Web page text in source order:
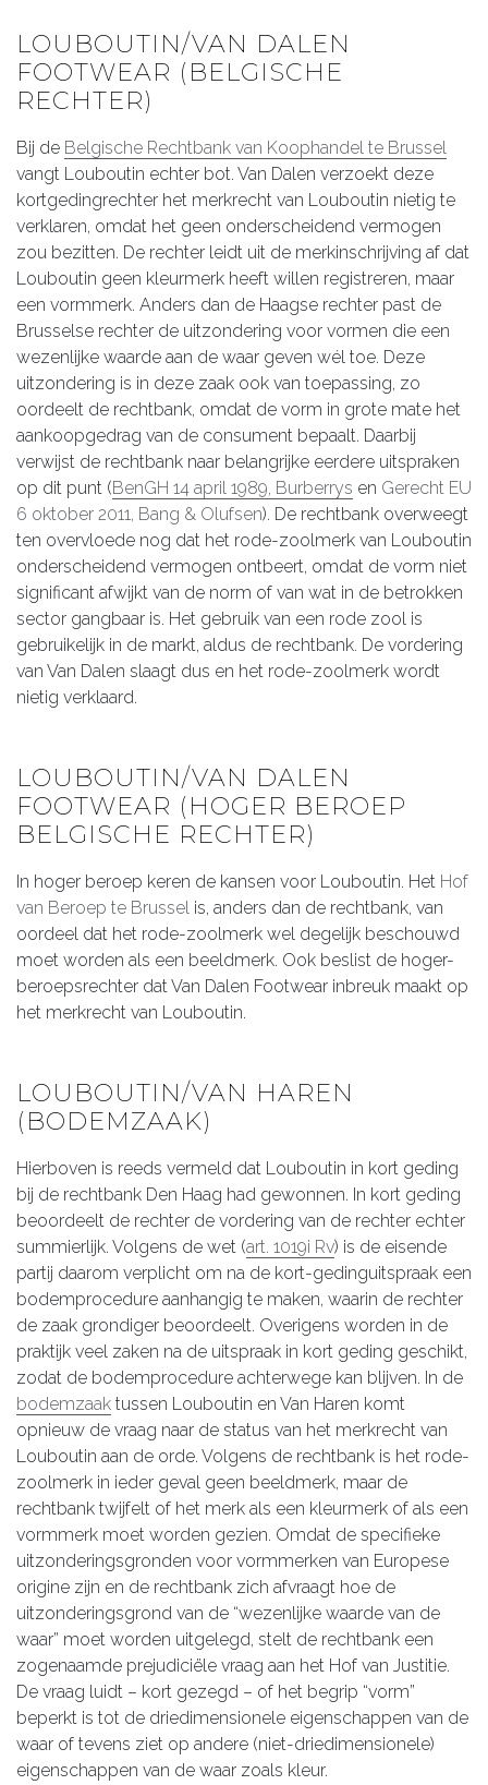
LOUBOUTIN/VAN DALEN
FOOTWEAR (BELGISCHE
RECHTER)
Bij de Belgische Rechtbank van Koophandel te Brussel
vangt Louboutin echter bot. Van Dalen verzoekt deze
kortgedingrechter het merkrecht van Louboutin nietig te
verklaren, omdat het geen onderscheidend vermogen
zou bezitten. De rechter leidt uit de merkinschrijving af dat
Louboutin geen kleurmerk heeft willen registreren, maar
een vormmerk. Anders dan de Haagse rechter past de
Brusselse rechter de uitzondering voor vormen die een
wezenlijke waarde aan de waar geven wél toe. Deze
uitzondering is in deze zaak ook van toepassing, zo
oordeelt de rechtbank, omdat de vorm in grote mate het
aankoopgedrag van de consument bepaalt. Daarbij
verwijst de rechtbank naar belangrijke eerdere uitspraken
op dit punt (BenGH 14 april 1989, Burberrys en Gerecht EU
6 oktober 2011, Bang & Olufsen). De rechtbank overweegt
ten overvloede nog dat het rode-zoolmerk van Louboutin
onderscheidend vermogen ontbeert, omdat de vorm niet
significant afwijkt van de norm of van wat in de betrokken
sector gangbaar is. Het gebruik van een rode zool is
gebruikelijk in de markt, aldus de rechtbank. De vordering
van Van Dalen slaagt dus en het rode-zoolmerk wordt
nietig verklaard.
LOUBOUTIN/VAN DALEN
FOOTWEAR (HOGER BEROEP
BELGISCHE RECHTER)
In hoger beroep keren de kansen voor Louboutin. Het Hof
van Beroep te Brussel is, anders dan de rechtbank, van
oordeel dat het rode-zoolmerk wel degelijk beschouwd
moet worden als een beeldmerk. Ook beslist de hoger-
beroepsrechter dat Van Dalen Footwear inbreuk maakt op
het merkrecht van Louboutin.
LOUBOUTIN/VAN HAREN
(BODEMZAAK)
Hierboven is reeds vermeld dat Louboutin in kort geding
bij de rechtbank Den Haag had gewonnen. In kort geding
beoordeelt de rechter de vordering van de rechter echter
summierlijk. Volgens de wet (art. 1019i Rv) is de eisende
partij daarom verplicht om na de kort-gedinguitspraak een
bodemprocedure aanhangig te maken, waarin de rechter
de zaak grondiger beoordeelt. Overigens worden in de
praktijk veel zaken na de uitspraak in kort geding geschikt,
zodat de bodemprocedure achterwege kan blijven. In de
bodemzaak tussen Louboutin en Van Haren komt
opnieuw de vraag naar de status van het merkrecht van
Louboutin aan de orde. Volgens de rechtbank is het rode-
zoolmerk in ieder geval geen beeldmerk, maar de
rechtbank twijfelt of het merk als een kleurmerk of als een
vormmerk moet worden gezien. Omdat de specifieke
uitzonderingsgronden voor vormmerken van Europese
origine zijn en de rechtbank zich afvraagt hoe de
uitzonderingsgrond van de “wezenlijke waarde van de
waar” moet worden uitgelegd, stelt de rechtbank een
zogenaamde prejudiciële vraag aan het Hof van Justitie.
De vraag luidt – kort gezegd – of het begrip “vorm”
beperkt is tot de driedimensionele eigenschappen van de
waar of tevens ziet op andere (niet-driedimensionele)
eigenschappen van de waar zoals kleur.